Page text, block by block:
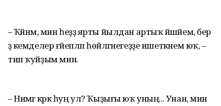
– Ҡәйнәм, мин һеҙҙә ярты йылдан артыҡ йәшәйем, бер
ҙә кемделер ғәйепләп һөйләгәнегеҙҙе ишеткәнем юҡ, –
тип ҡуйҙым мин.
– Нимәгә кәрәк һуң ул? Ҡыҙығы юҡ уның... Унан, мин